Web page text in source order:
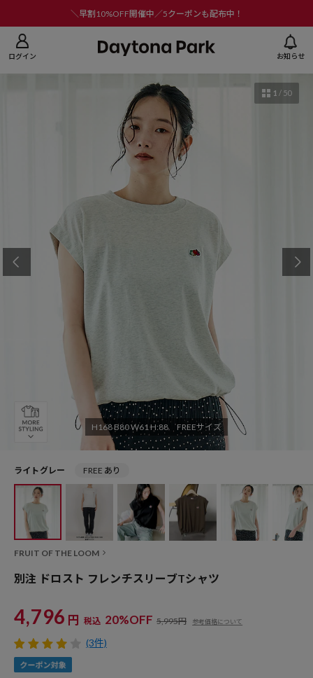
＼早割10%OFF開催中／5クーポンも配布中！
ログイン お知らせ
H168 B80 W61 H:88 FREEサイズ
1 / 50
ライトグレー FREE あり
FRUIT OF THE LOOM
別注 ドロスト フレンチスリーブTシャツ
4,796 円 税込 20%OFF 5,995円 参考価格について
(3件)